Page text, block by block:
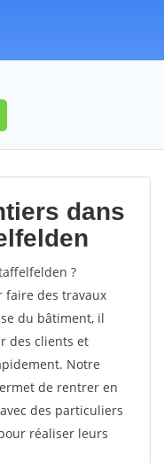
dans
?
faire des travaux
du bâtiment, il
des clients et
Notre
de rentrer en
des particuliers
réaliser leurs